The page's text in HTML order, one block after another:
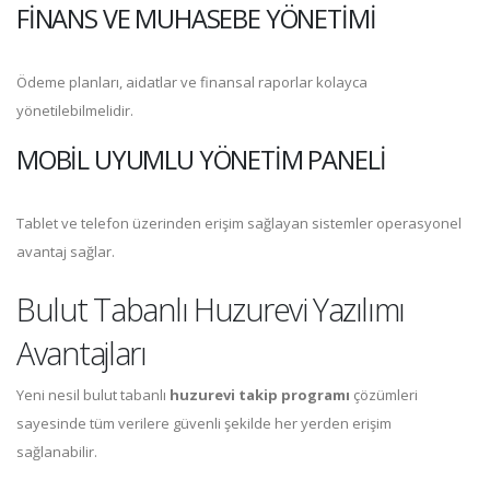
FINANS VE MUHASEBE YÖNETIMI
Ödeme planları, aidatlar ve finansal raporlar kolayca
yönetilebilmelidir.
MOBIL UYUMLU YÖNETIM PANELI
Tablet ve telefon üzerinden erişim sağlayan sistemler operasyonel
avantaj sağlar.
Bulut Tabanlı Huzurevi Yazılımı
Avantajları
Yeni nesil bulut tabanlı huzurevi takip programı çözümleri
sayesinde tüm verilere güvenli şekilde her yerden erişim
sağlanabilir.